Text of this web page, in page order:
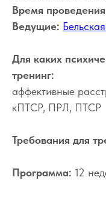
Время
Ведущие:
Для каких
тренинг:
аффективные
кПТСР, ПРЛ, ПТСР
Требования для
Программа: 12